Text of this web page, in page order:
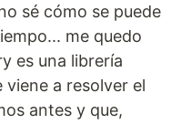
sé cómo se puede
me quedo
es una librería
a resolver el
antes y que,